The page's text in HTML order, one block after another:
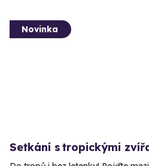
Novinka
Setkání s tropickými